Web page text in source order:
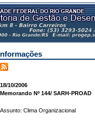
18/10/2006
Memorando Nº 144/ SARH-PROAD
Assunto: Clima Organizacional